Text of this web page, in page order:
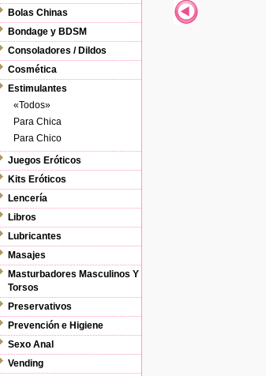
Bolas Chinas
Bondage y BDSM
Consoladores / Dildos
Cosmética
Estimulantes
«Todos»
Para Chica
Para Chico
Juegos Eróticos
Kits Eróticos
Lencería
Libros
Lubricantes
Masajes
Masturbadores Masculinos Y
Torsos
Preservativos
Prevención e Higiene
Sexo Anal
Vending